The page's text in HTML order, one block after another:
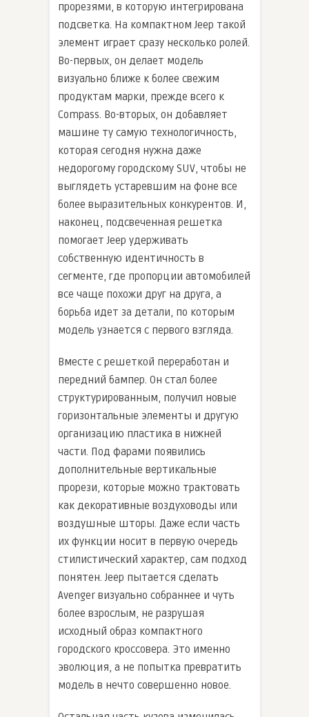
прорезями, в которую интегрирована
подсветка. На компактном Jeep такой
элемент играет сразу несколько ролей.
Во-первых, он делает модель
визуально ближе к более свежим
продуктам марки, прежде всего к
Compass. Во-вторых, он добавляет
машине ту самую технологичность,
которая сегодня нужна даже
недорогому городскому SUV, чтобы не
выглядеть устаревшим на фоне все
более выразительных конкурентов. И,
наконец, подсвеченная решетка
помогает Jeep удерживать
собственную идентичность в
сегменте, где пропорции автомобилей
все чаще похожи друг на друга, а
борьба идет за детали, по которым
модель узнается с первого взгляда.
Вместе с решеткой переработан и
передний бампер. Он стал более
структурированным, получил новые
горизонтальные элементы и другую
организацию пластика в нижней
части. Под фарами появились
дополнительные вертикальные
прорези, которые можно трактовать
как декоративные воздуховоды или
воздушные шторы. Даже если часть
их функции носит в первую очередь
стилистический характер, сам подход
понятен. Jeep пытается сделать
Avenger визуально собраннее и чуть
более взрослым, не разрушая
исходный образ компактного
городского кроссовера. Это именно
эволюция, а не попытка превратить
модель в нечто совершенно новое.